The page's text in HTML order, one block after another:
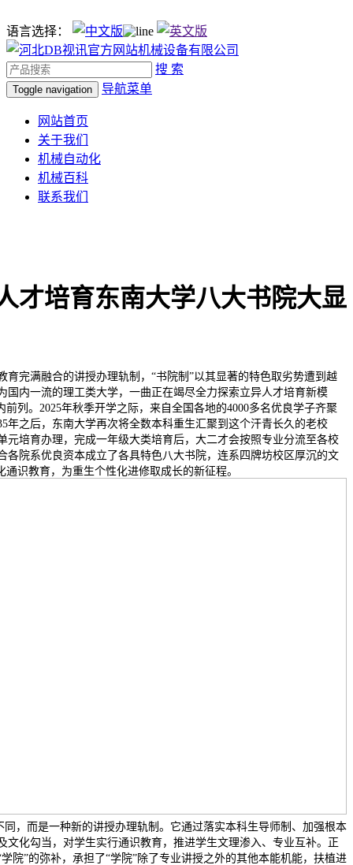
语言选择：
搜 索
Toggle navigation 导航菜单
网站首页
关于我们
机械自动化
机械百科
联系我们
才培育东南大学八大书院大显
满融合的讲授办理轨制，“书院制”以其显著的特色取劣势遭到越
国内一流的理工类大学，一曲正在竭尽全力探索立异人才培育新模
前列。2025年秋季开学之际，来自全国各地的4000多名优良学子齐聚
年之后，东南大学再次将全数本科重生汇聚到这个汗青长久的老校
元培育办理，完成一年级大类培育后，大二才会按照专业分流至各校
各院系优良资本成立了各具特色八大书院，连系四牌坊校区厚沉的文
识教育，为重生个性化进修取成长的新征程。
同，而是一种新的讲授办理轨制。它通过落实本科生导师制、加强根本
文化勾当，对学生实行通识教育，推进学生文理渗入、专业互补。正
院”的弥补，承担了“学院”除了专业讲授之外的其他本能机能，扶植进